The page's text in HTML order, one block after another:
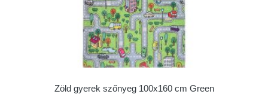
Zöld gyerek szőnyeg 100x160 cm Green